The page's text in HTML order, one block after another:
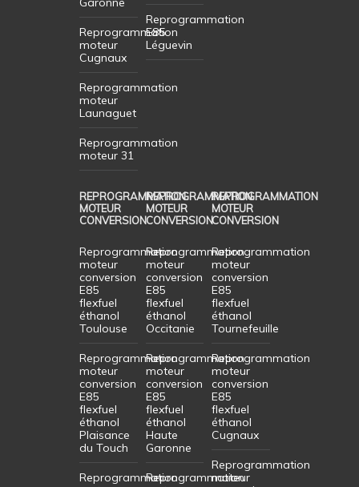
Reprogrammation
moteur
Cugnaux
Reprogrammation
moteur
Launaguet
Reprogrammation
moteur 31
Reprogrammation
E85
Léguevin
REPROGRAMMATION
MOTEUR
CONVERSION
Reprogrammation
moteur
conversion
E85
flexfuel
éthanol
Toulouse
Reprogrammation
moteur
conversion
E85
flexfuel
éthanol
Plaisance
du Touch
Reprogrammation
REPROGRAMMATION
MOTEUR
CONVERSION
Reprogrammation
moteur
conversion
E85
flexfuel
éthanol
Occitanie
Reprogrammation
moteur
conversion
E85
flexfuel
éthanol
Haute
Garonne
Reprogrammation
REPROGRAMMATION
MOTEUR
CONVERSION
Reprogrammation
moteur
conversion
E85
flexfuel
éthanol
Tournefeuille
Reprogrammation
moteur
conversion
E85
flexfuel
éthanol
Cugnaux
Reprogrammation
moteur